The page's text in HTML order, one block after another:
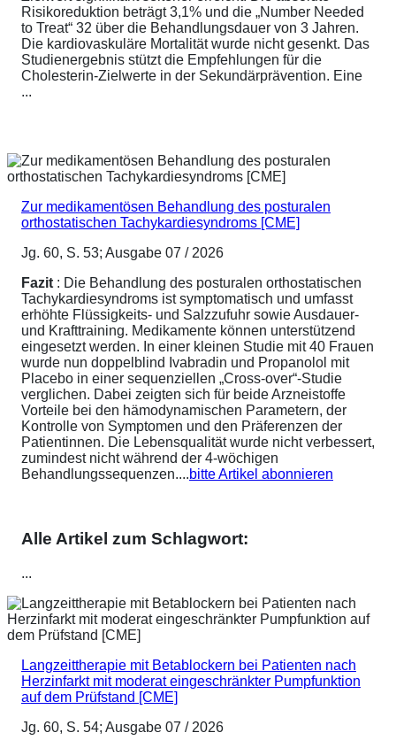
Risikoreduktion beträgt 3,1% und die „Number Needed
to Treat“ 32 über die Behandlungsdauer von 3 Jahren.
Die kardiovaskuläre Mortalität wurde nicht gesenkt. Das
Studienergebnis stützt die Empfehlungen für die
Cholesterin-Zielwerte in der Sekundärprävention. Eine
...
Zur medikamentösen Behandlung des posturalen
orthostatischen Tachykardiesyndroms [CME]
Jg. 60, S. 53; Ausgabe 07 / 2026
Fazit : Die Behandlung des posturalen orthostatischen
Tachykardiesyndroms ist symptomatisch und umfasst
erhöhte Flüssigkeits- und Salzzufuhr sowie Ausdauer-
und Krafttraining. Medikamente können unterstützend
eingesetzt werden. In einer kleinen Studie mit 40 Frauen
wurde nun doppelblind Ivabradin und Propanolol mit
Placebo in einer sequenziellen „Cross-over“-Studie
verglichen. Dabei zeigten sich für beide Arzneistoffe
Vorteile bei den hämodynamischen Parametern, der
Kontrolle von Symptomen und den Präferenzen der
Patientinnen. Die Lebensqualität wurde nicht verbessert,
zumindest nicht während der 4-wöchigen
Behandlungssequenzen....bitte Artikel abonnieren
Alle Artikel zum Schlagwort:
...
Langzeittherapie mit Betablockern bei Patienten nach
Herzinfarkt mit moderat eingeschränkter Pumpfunktion
auf dem Prüfstand [CME]
Jg. 60, S. 54; Ausgabe 07 / 2026